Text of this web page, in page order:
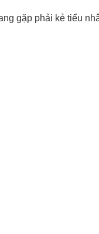
gặp phải kẻ tiểu